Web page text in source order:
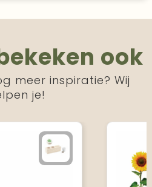
ook
meer inspiratie? Wij
je!